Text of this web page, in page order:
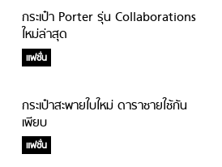
กระเป๋า Porter รุ่น Collaborations
ใหม่ล่าสุด
แฟชั่น
กระเป๋าสะพายใบใหม่ ดาราชายใช้กัน
เพียบ
แฟชั่น